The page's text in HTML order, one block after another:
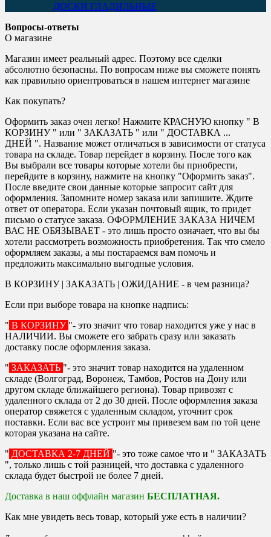
ДОСКИ ГЛАДИЛЬНЫЕ
Вопросы-ответы
О магазине
Магазин имеет реальный адрес. Поэтому все сделки
абсолютно безопасны. По вопросам ниже вы сможете понять
как правильно ориентроваться в нашем интернет магазине
Как покупать?
Оформить заказ очен легко! Нажмите КРАСНУЮ кнопку " В
КОРЗИНУ " или " ЗАКАЗАТЬ " или " ДОСТАВКА ...
ДНЕЙ ". Название может отличаться в зависимости от статуса
товара на складе. Товар перейдет в корзину. После того как
Вы выбрали все товары которые хотели бы приобрести,
перейдите в корзину, нажмите на кнопку "Оформить заказ".
После введите свои данные которые запросит сайт для
оформления. Запомните номер заказа или запишите. Ждите
ответ от оператора. Если указан почтовый ящик, то придет
письмо о статусе заказа. ОФОРМЛЕНИЕ ЗАКАЗА НИЧЕМ
ВАС НЕ ОБЯЗЫВАЕТ - это лишь просто означает, что вы бы
хотели рассмотреть возможность приобретения. Так что смело
оформляем заказы, а мы постараемся вам помочь и
предложить максимально выгодные условия.
В КОРЗИНУ | ЗАКАЗАТЬ | ОЖИДАНИЕ - в чем разница?
Если при выборе товара на кнопке надпись:
" В КОРЗИНУ "- это значит что товар находится уже у нас в
НАЛИЧИИ. Вы сможете его забрать сразу или заказать
доставку после оформления заказа.
" ЗАКАЗАТЬ "- это значит товар находится на удаленном
складе (Волгоград, Воронеж, Тамбов, Ростов на Дону или
другом складе ближайшего региона). Товар привозят с
удаленного склада от 2 до 30 дней. После оформления заказа
оператор свяжется с удаленным складом, уточнит срок
поставки. Если вас все устроит мы привезем вам по той цене
которая указана на сайте.
" ДОСТАВКА 2-7 ДНЕЙ "- это тоже самое что и " ЗАКАЗАТЬ
", только лишь с той разницей, что доставка с удаленного
склада будет быстрой не более 7 дней.
Доставка в наш оффлайн магазин БЕСПЛАТНАЯ.
Как мне увидеть весь товар, который уже есть в наличии?